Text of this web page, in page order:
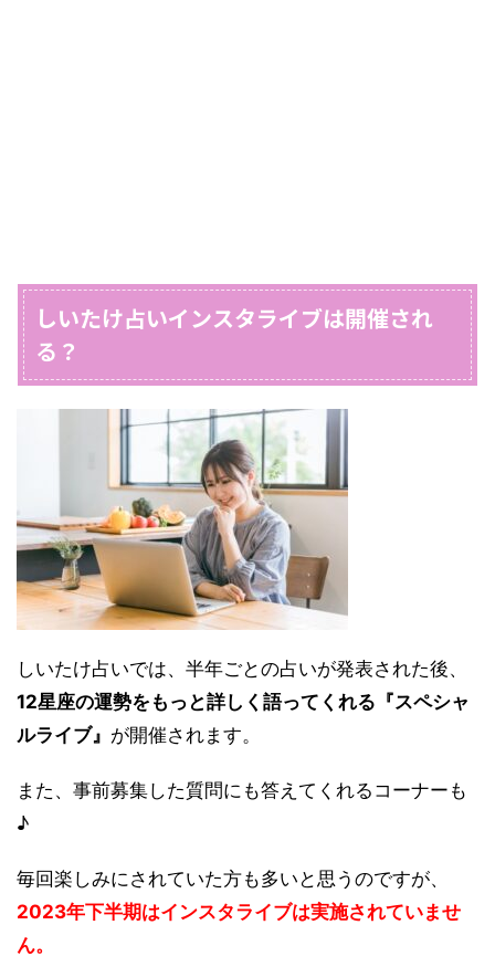
しいたけ占いインスタライブは開催され
る？
しいたけ占いでは、半年ごとの占いが発表された後、
12星座の運勢をもっと詳しく語ってくれる『スペシャ
ルライブ』 が開催されます。
また、事前募集した質問にも答えてくれるコーナーも
♪
毎回楽しみにされていた方も多いと思うのですが、
2023年下半期はインスタライブは実施されていませ
ん。